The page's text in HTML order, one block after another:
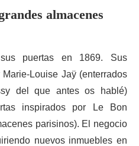
almacenes
puertas en 1869. Sus
Louise Jaÿ (enterrados
del que antes os hablé)
inspirados por Le Bon
parisinos). El negocio
nuevos inmuebles en